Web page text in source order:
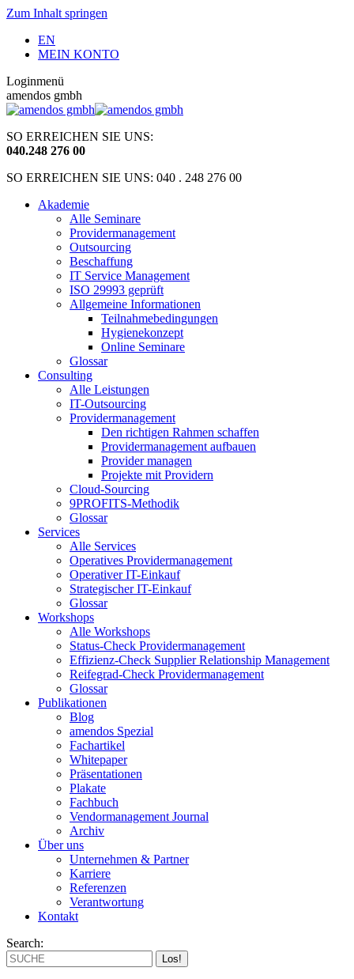
Zum Inhalt springen
EN
MEIN KONTO
Loginmenü
amendos gmbh
SO ERREICHEN SIE UNS:
040.248 276 00
SO ERREICHEN SIE UNS: 040 . 248 276 00
Akademie
Alle Seminare
Providermanagement
Outsourcing
Beschaffung
IT Service Management
ISO 29993 geprüft
Allgemeine Informationen
Teilnahmebedingungen
Hygienekonzept
Online Seminare
Glossar
Consulting
Alle Leistungen
IT-Outsourcing
Providermanagement
Den richtigen Rahmen schaffen
Providermanagement aufbauen
Provider managen
Projekte mit Providern
Cloud-Sourcing
9PROFITS-Methodik
Glossar
Services
Alle Services
Operatives Providermanagement
Operativer IT-Einkauf
Strategischer IT-Einkauf
Glossar
Workshops
Alle Workshops
Status-Check Providermanagement
Effizienz-Check Supplier Relationship Management
Reifegrad-Check Providermanagement
Glossar
Publikationen
Blog
amendos Spezial
Fachartikel
Whitepaper
Präsentationen
Plakate
Fachbuch
Vendormanagement Journal
Archiv
Über uns
Unternehmen & Partner
Karriere
Referenzen
Verantwortung
Kontakt
Search: